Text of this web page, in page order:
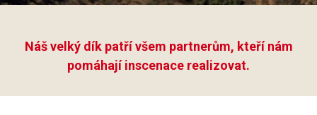
Náš velký dík patří všem partnerům, kteří nám
pomáhají inscenace realizovat.